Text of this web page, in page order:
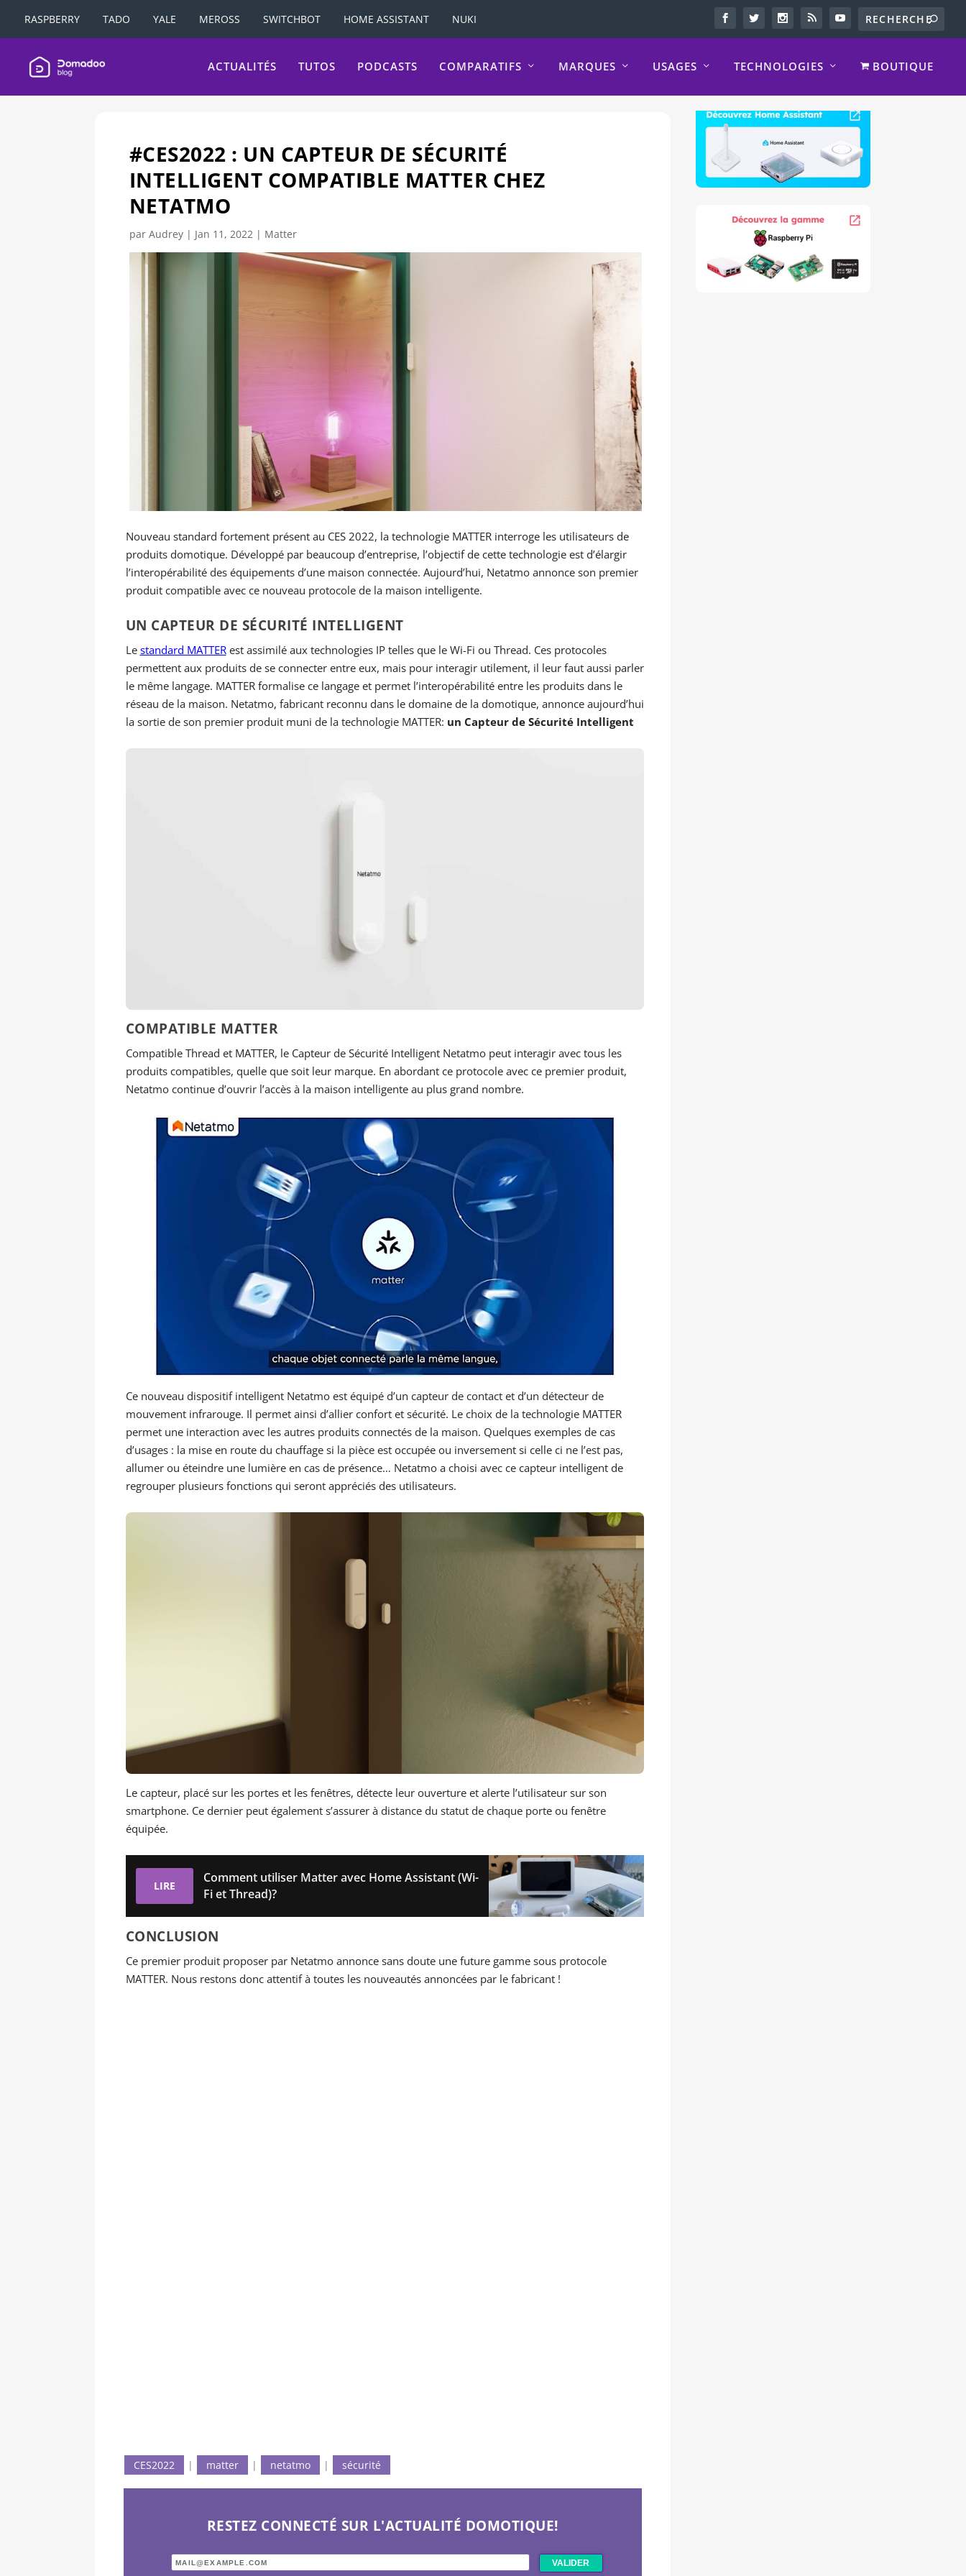
RASPBERRY TADO YALE MEROSS SWITCHBOT HOME ASSISTANT NUKI
ACTUALITÉS TUTOS PODCASTS COMPARATIFS MARQUES USAGES TECHNOLOGIES BOUTIQUE
#CES2022 : UN CAPTEUR DE SÉCURITÉ
INTELLIGENT COMPATIBLE MATTER CHEZ
NETATMO
par Audrey| Jan 11, 2022| Matter
Nouveau standard fortement présent au CES 2022, la technologie MATTER interroge les utilisateurs de
produits domotique. Développé par beaucoup d’entreprise, l’objectif de cette technologie est d’élargir
l’interopérabilité des équipements d’une maison connectée. Aujourd’hui, Netatmo annonce son premier
produit compatible avec ce nouveau protocole de la maison intelligente.
UN CAPTEUR DE SÉCURITÉ INTELLIGENT
Le standard MATTERest assimilé aux technologies IP telles que le Wi-Fi ou Thread. Ces protocoles
permettent aux produits de se connecter entre eux, mais pour interagir utilement, il leur faut aussi parler
le même langage. MATTER formalise ce langage et permet l’interopérabilité entre les produits dans le
réseau de la maison. Netatmo, fabricant reconnu dans le domaine de la domotique, annonce aujourd’hui
la sortie de son premier produit muni de la technologie MATTER: un Capteur de Sécurité Intelligent
COMPATIBLE MATTER
Compatible Thread et MATTER, le Capteur de Sécurité Intelligent Netatmo peut interagir avec tous les
produits compatibles, quelle que soit leur marque. En abordant ce protocole avec ce premier produit,
Netatmo continue d’ouvrir l’accès à la maison intelligente au plus grand nombre.
Ce nouveau dispositif intelligent Netatmo est équipé d’un capteur de contact et d’un détecteur de
mouvement infrarouge. Il permet ainsi d’allier confort et sécurité. Le choix de la technologie MATTER
permet une interaction avec les autres produits connectés de la maison. Quelques exemples de cas
d’usages : la mise en route du chauffage si la pièce est occupée ou inversement si celle ci ne l’est pas,
allumer ou éteindre une lumière en cas de présence… Netatmo a choisi avec ce capteur intelligent de
regrouper plusieurs fonctions qui seront appréciés des utilisateurs.
Le capteur, placé sur les portes et les fenêtres, détecte leur ouverture et alerte l’utilisateur sur son
smartphone. Ce dernier peut également s’assurer à distance du statut de chaque porte ou fenêtre
équipée.
LIRE
Comment utiliser Matter avec Home Assistant (Wi-
Fi et Thread)?
CONCLUSION
Ce premier produit proposer par Netatmo annonce sans doute une future gamme sous protocole
MATTER. Nous restons donc attentif à toutes les nouveautés annoncées par le fabricant !
CES2022 | matter | netatmo | sécurité
RESTEZ CONNECTÉ SUR L'ACTUALITÉ DOMOTIQUE!